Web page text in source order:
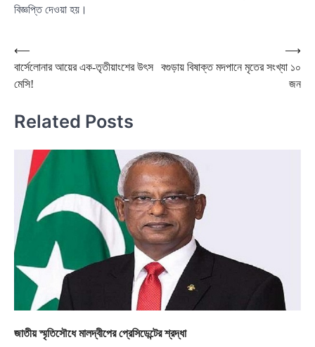
বিজ্ঞপ্তি দেওয়া হয়।
Post
navigation
⟵
বার্সেলোনার আয়ের এক-তৃতীয়াংশের উৎস
মেসি!
বগুড়ায় বিষাক্ত মদপানে মৃতের সংখ্যা ১০
জন
⟶
Related Posts
জাতীয় স্মৃতিসৌধে মালদ্বীপের প্রেসিডেন্টের শ্রদ্ধা